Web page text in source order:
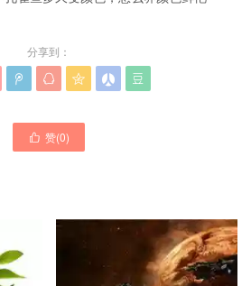
分享到：
    
 赞(0)